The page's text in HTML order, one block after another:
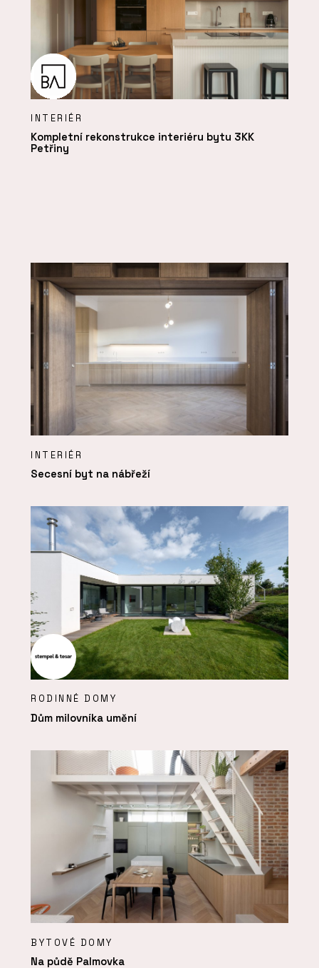
INTERIÉR
Kompletní rekonstrukce interiéru bytu 3KK
Petřiny
INTERIÉR
Secesní byt na nábřeží
RODINNÉ DOMY
Dům milovníka umění
BYTOVÉ DOMY
Na půdě Palmovka